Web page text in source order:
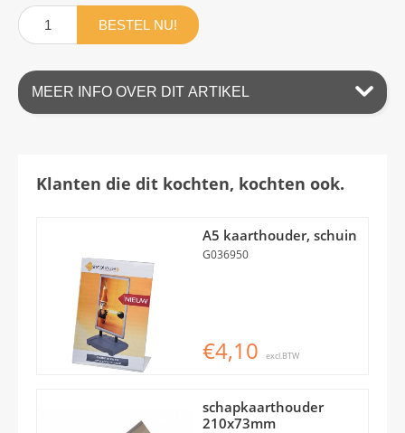
BESTEL NU!
MEER INFO OVER DIT ARTIKEL
Klanten die dit kochten, kochten ook.
A5 kaarthouder, schuin
G036950
€4,10 excl.BTW
schapkaarthouder
210x73mm